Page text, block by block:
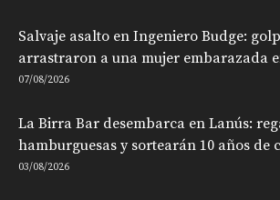
Salvaje asalto en Ingeniero Budge:
arrastraron a una mujer embarazada
07/08/2026
La Birra Bar desembarca en Lanús:
hamburguesas y sortearán 10 años de
03/08/2026